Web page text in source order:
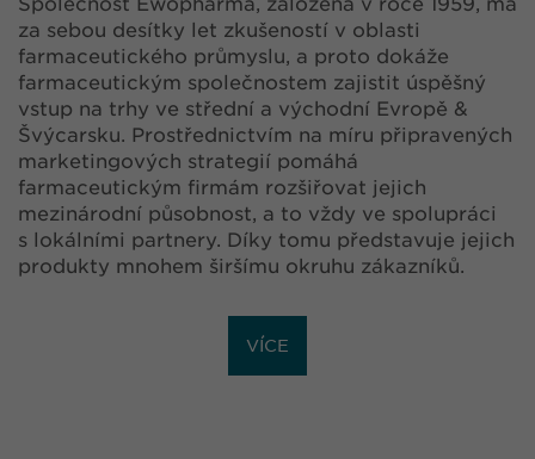
za sebou desítky let zkušeností v oblasti
farmaceutického průmyslu, a proto dokáže
farmaceutickým společnostem zajistit úspěšný
vstup na trhy ve střední a východní Evropě &
Švýcarsku. Prostřednictvím na míru připravených
marketingových strategií pomáhá
farmaceutickým firmám rozšiřovat jejich
mezinárodní působnost, a to vždy ve spolupráci
s lokálními partnery. Díky tomu představuje jejich
produkty mnohem širšímu okruhu zákazníků.
VÍCE